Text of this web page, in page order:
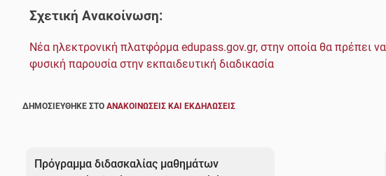
Σχετική Ανακοίνωση:
Νέα ηλεκτρονική πλατφόρμα edupass.gov.gr, στην οποία θα πρέπει
φυσική παρουσία στην εκπαιδευτική διαδικασία
ΔΗΜΟΣΙΕΎΘΗΚΕ ΣΤΟ ΑΝΑΚΟΙΝΏΣΕΙΣ ΚΑΙ ΕΚΔΗΛΏΣΕΙΣ
άρθρων
Πρόγραμμα διδασκαλίας μαθημάτων